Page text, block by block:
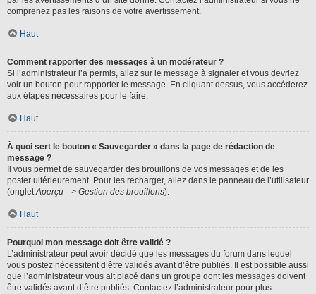
comprenez pas les raisons de votre avertissement.
Haut
Comment rapporter des messages à un modérateur ?
Si l’administrateur l’a permis, allez sur le message à signaler et vous devriez
voir un bouton pour rapporter le message. En cliquant dessus, vous accéderez
aux étapes nécessaires pour le faire.
Haut
À quoi sert le bouton « Sauvegarder » dans la page de rédaction de
message ?
Il vous permet de sauvegarder des brouillons de vos messages et de les
poster ultérieurement. Pour les recharger, allez dans le panneau de l’utilisateur
(ongletAperçu --> Gestion des brouillons).
Haut
Pourquoi mon message doit être validé ?
L’administrateur peut avoir décidé que les messages du forum dans lequel
vous postez nécessitent d’être validés avant d’être publiés. Il est possible aussi
que l’administrateur vous ait placé dans un groupe dont les messages doivent
être validés avant d’être publiés. Contactez l’administrateur pour plus